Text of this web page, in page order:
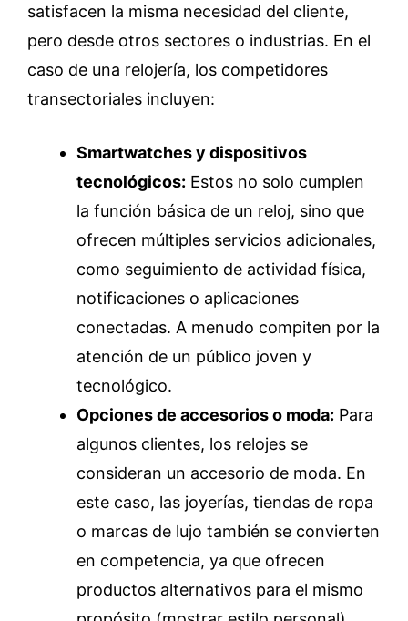
satisfacen la misma necesidad del cliente,
pero desde otros sectores o industrias. En el
caso de una relojería, los competidores
transectoriales incluyen:
Smartwatches y dispositivos
tecnológicos: Estos no solo cumplen
la función básica de un reloj, sino que
ofrecen múltiples servicios adicionales,
como seguimiento de actividad física,
notificaciones o aplicaciones
conectadas. A menudo compiten por la
atención de un público joven y
tecnológico.
Opciones de accesorios o moda: Para
algunos clientes, los relojes se
consideran un accesorio de moda. En
este caso, las joyerías, tiendas de ropa
o marcas de lujo también se convierten
en competencia, ya que ofrecen
productos alternativos para el mismo